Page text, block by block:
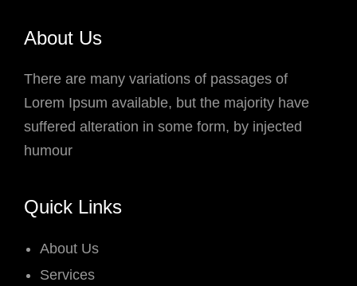
About Us
There are many variations of passages of
Lorem Ipsum available, but the majority have
suffered alteration in some form, by injected
humour
Quick Links
About Us
Services